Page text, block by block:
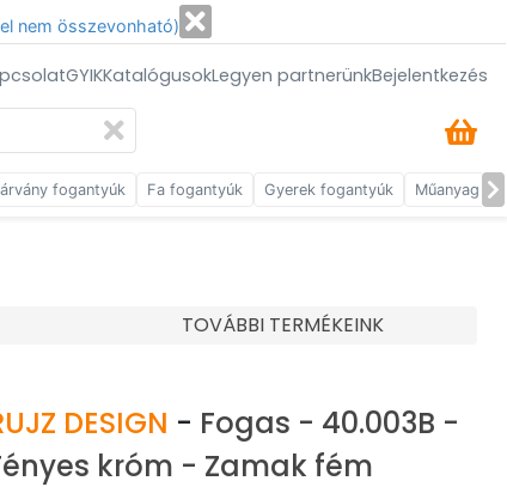
nem összevonható)
GYIKKatalógusokLegyen partnerünkBejelentkezés
fogantyúk Fa fogantyúk Gyerek fogantyúk Műanyag
TOVÁBBI TERMÉKEINK
DESIGN - Fogas - 40.003B -
króm - Zamak fém